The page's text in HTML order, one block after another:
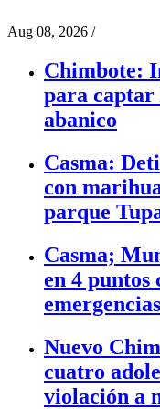
Aug 08, 2026 /
Chimbote:
para captar
abanico
Casma:
con
parque
Casma;
en 4
Nuevo
cuatro
violación a